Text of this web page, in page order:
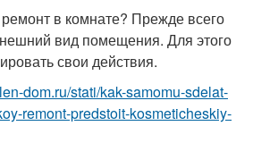
в комнате? Прежде всего
вид помещения. Для этого
свои действия.
dom.ru/stati/kak-samomu-sdelat-
remont-predstoit-kosmeticheskiy-